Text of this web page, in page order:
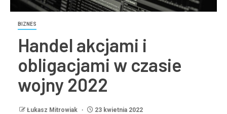
BIZNES
Handel akcjami i
obligacjami w czasie
wojny 2022
Łukasz Mitrowiak 23 kwietnia 2022